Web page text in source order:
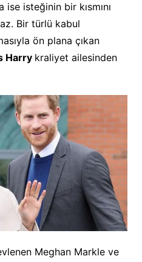
isteğinin bir kısmını
Bir türlü kabul
ön plana çıkan
Harry kraliyet ailesinden
Meghan Markle ve